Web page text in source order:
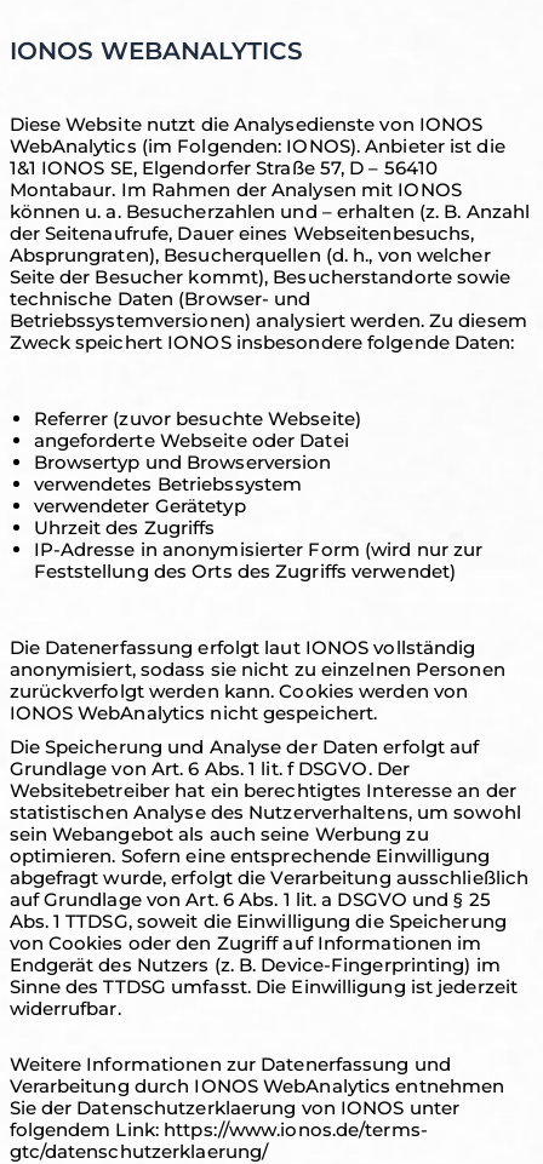
IONOS WEBANALYTICS
Diese Website nutzt die Analysedienste von IONOS
WebAnalytics (im Folgenden: IONOS). Anbieter ist die
1&1 IONOS SE, Elgendorfer Straße 57, D – 56410
Montabaur. Im Rahmen der Analysen mit IONOS
können u. a. Besucherzahlen und – erhalten (z. B. Anzahl
der Seitenaufrufe, Dauer eines Webseitenbesuchs,
Absprungraten), Besucherquellen (d. h., von welcher
Seite der Besucher kommt), Besucherstandorte sowie
technische Daten (Browser- und
Betriebssystemversionen) analysiert werden. Zu diesem
Zweck speichert IONOS insbesondere folgende Daten:
Referrer (zuvor besuchte Webseite)
angeforderte Webseite oder Datei
Browsertyp und Browserversion
verwendetes Betriebssystem
verwendeter Gerätetyp
Uhrzeit des Zugriffs
IP-Adresse in anonymisierter Form (wird nur zur
Feststellung des Orts des Zugriffs verwendet)
Die Datenerfassung erfolgt laut IONOS vollständig
anonymisiert, sodass sie nicht zu einzelnen Personen
zurückverfolgt werden kann. Cookies werden von
IONOS WebAnalytics nicht gespeichert.
Die Speicherung und Analyse der Daten erfolgt auf
Grundlage von Art. 6 Abs. 1 lit. f DSGVO. Der
Websitebetreiber hat ein berechtigtes Interesse an der
statistischen Analyse des Nutzerverhaltens, um sowohl
sein Webangebot als auch seine Werbung zu
optimieren. Sofern eine entsprechende Einwilligung
abgefragt wurde, erfolgt die Verarbeitung ausschließlich
auf Grundlage von Art. 6 Abs. 1 lit. a DSGVO und § 25
Abs. 1 TTDSG, soweit die Einwilligung die Speicherung
von Cookies oder den Zugriff auf Informationen im
Endgerät des Nutzers (z. B. Device-Fingerprinting) im
Sinne des TTDSG umfasst. Die Einwilligung ist jederzeit
widerrufbar.
Weitere Informationen zur Datenerfassung und
Verarbeitung durch IONOS WebAnalytics entnehmen
Sie der Datenschutzerklaerung von IONOS unter
folgendem Link: https://www.ionos.de/terms-
gtc/datenschutzerklaerung/